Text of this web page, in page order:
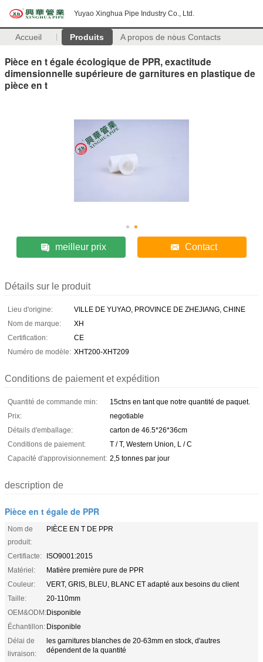
Yuyao Xinghua Pipe Industry Co., Ltd.
Accueil Produits A propos de nous Contacts
Pièce en t égale écologique de PPR, exactitude
dimensionnelle supérieure de garnitures en plastique de
pièce en t
meilleur prix Contact
Détails sur le produit
Lieu d'origine:
VILLE DE YUYAO, PROVINCE DE ZHEJIANG, CHINE
Nom de marque:
XH
Certification:
CE
Numéro de modèle: XHT200-XHT209
Conditions de paiement et expédition
Quantité de commande min:
15ctns en tant que notre quantité de paquet.
Prix:
negotiable
Détails d'emballage:
carton de 46.5*26*36cm
Conditions de paiement:
T / T, Western Union, L / C
Capacité d'approvisionnement: 2,5 tonnes par jour
description de
Pièce en t égale de PPR
Nom de
produit:
PIÈCE EN T DE PPR
Certifiacte:
ISO9001:2015
Matériel:
Matière première pure de PPR
Couleur:
VERT, GRIS, BLEU, BLANC ET adapté aux besoins du client
Taille:
20-110mm
OEM&ODM:Disponible
Échantillon: Disponible
Délai de
livraison:
les garnitures blanches de 20-63mm en stock, d'autres
dépendent de la quantité